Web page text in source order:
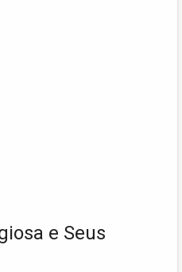
e Seus